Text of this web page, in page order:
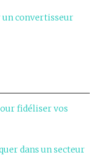
un convertisseur
fidéliser vos
dans un secteur